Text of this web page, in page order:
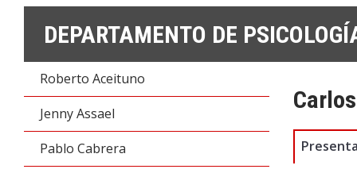
SOCIOLOGÍA
TRABAJO SOCIAL
DEPARTAMENTO DE
Roberto Aceituno
Jenny Assael
Pablo Cabrera